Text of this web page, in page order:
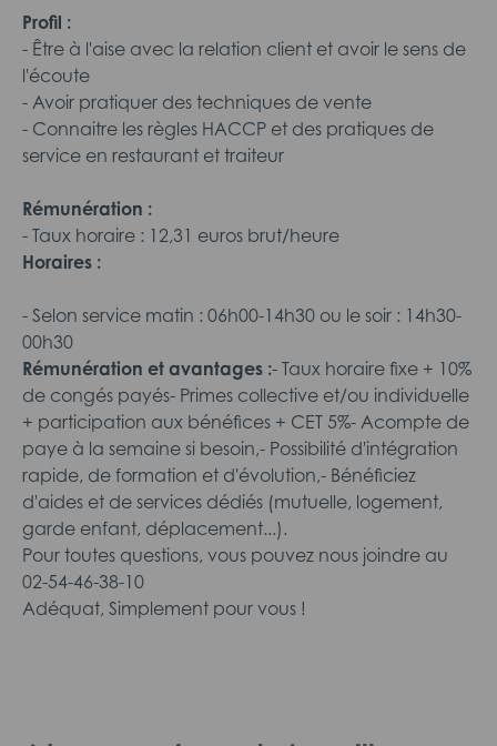
Profil :
- Être à l'aise avec la relation client et avoir le sens de
l'écoute
- Avoir pratiquer des techniques de vente
- Connaitre les règles HACCP et des pratiques de
service en restaurant et traiteur
Rémunération :
- Taux horaire : 12,31 euros brut/heure
Horaires :
- Selon service matin : 06h00-14h30 ou le soir : 14h30-
00h30
Rémunération et avantages :- Taux horaire fixe + 10%
de congés payés- Primes collective et/ou individuelle
+ participation aux bénéfices + CET 5%- Acompte de
paye à la semaine si besoin,- Possibilité d'intégration
rapide, de formation et d'évolution,- Bénéficiez
d'aides et de services dédiés (mutuelle, logement,
garde enfant, déplacement...).
Pour toutes questions, vous pouvez nous joindre au
02-54-46-38-10
Adéquat, Simplement pour vous !